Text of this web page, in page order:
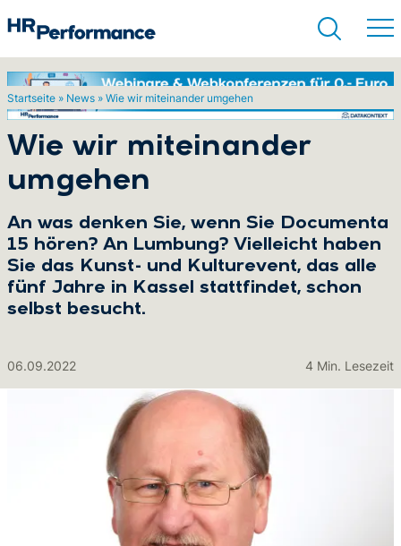
Startseite » News » Wie wir miteinander umgehen
Wie wir miteinander
umgehen
An was denken Sie, wenn Sie Documenta
15 hören? An Lumbung? Vielleicht haben
Sie das Kunst- und Kulturevent, das alle
fünf Jahre in Kassel stattfindet, schon
selbst besucht.
06.09.2022 4 Min. Lesezeit